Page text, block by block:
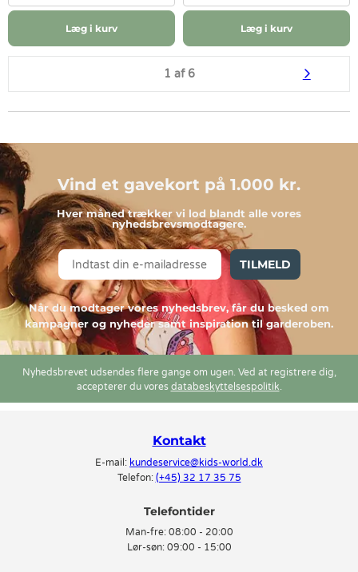
Læg i kurv Læg i kurv
1 af 6
Vind et gavekort på 1.000 kr.
Hver måned trækker vi lod blandt alle vores
nyhedsbrevsmodtagere.
TILMELD
Når du modtager vores nyhedsbrev, får du besked om
kampagner og nyheder samt inspiration til garderoben.
Nyhedsbrevet udsendes flere gange om ugen. Ved at registrere dig,
accepterer du vores databeskyttelsespolitik.
Kontakt
E-mail: kundeservice@kids-world.dk
Telefon: (+45) 32 17 35 75
Telefontider
Man-fre: 08:00 - 20:00
Lør-søn: 09:00 - 15:00